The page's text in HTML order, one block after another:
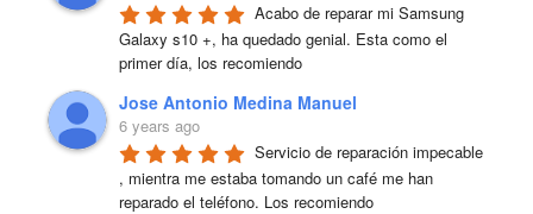
Acabo de reparar mi Samsung
Galaxy s10 +, ha quedado genial. Esta como el
primer día, los recomiendo
Jose Antonio Medina Manuel
6 years ago
Servicio de reparación impecable
, mientra me estaba tomando un café me han
reparado el teléfono. Los recomiendo